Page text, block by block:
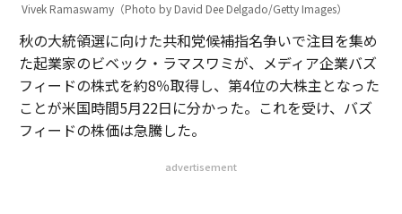
Vivek Ramaswamy（Photo by David Dee Delgado/Getty Images）
秋の大統領選に向けた共和党候補指名争いで注目を集め
た起業家のビベック・ラマスワミが、メディア企業バズ
フィードの株式を約8％取得し、第4位の大株主となった
ことが米国時間5月22日に分かった。これを受け、バズ
フィードの株価は急騰した。
advertisement